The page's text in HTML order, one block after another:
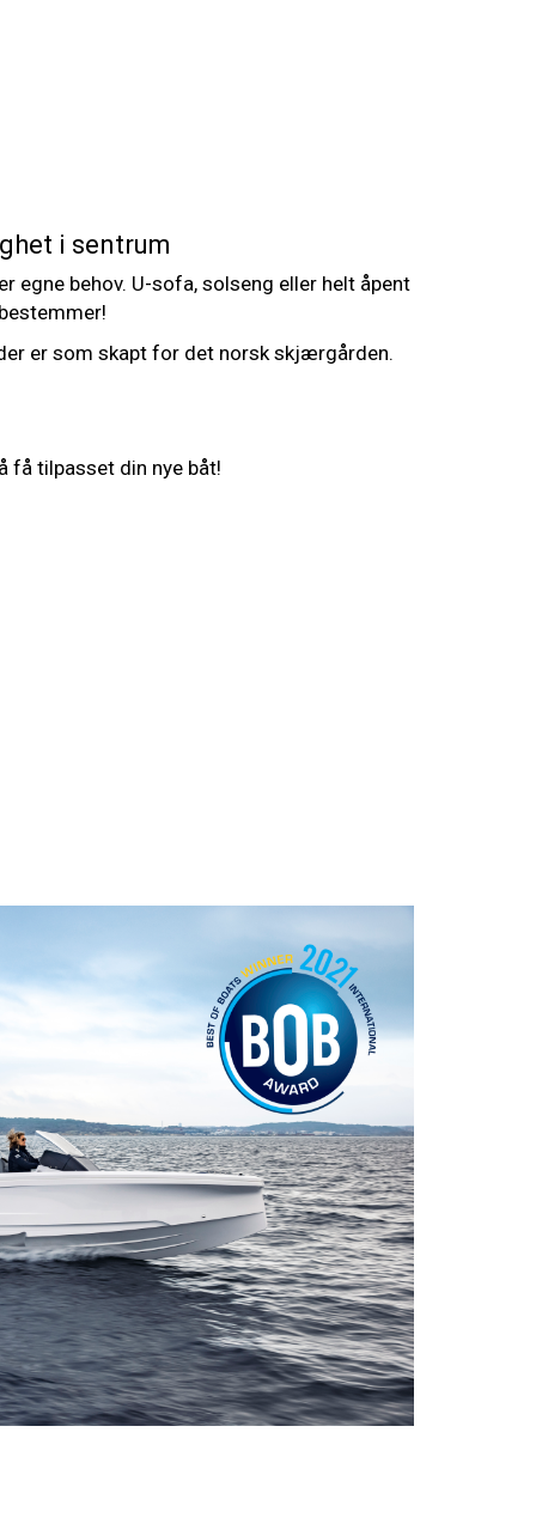
i sentrum
egne behov. U-sofa, solseng eller helt åpent
er som skapt for det norsk skjærgården.
få tilpasset din nye båt!